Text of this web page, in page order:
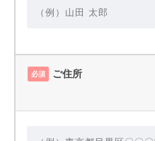
必須 ご住所